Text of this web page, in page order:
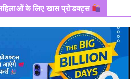
के लिए खास प्रोडक्ट्स